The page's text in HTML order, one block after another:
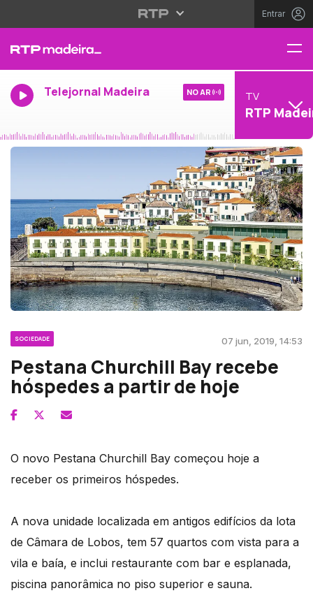
Entrar
Telejornal Madeira NO AR TV
RTP
SOCIEDADE 07 jun, 2019, 14:53
Pestana Churchill Bay recebe
hóspedes a partir de hoje
O novo Pestana Churchill Bay começou hoje a
receber os primeiros hóspedes.
A nova unidade localizada em antigos edifícios da lota
de Câmara de Lobos, tem 57 quartos com vista para a
vila e baía, e inclui restaurante com bar e esplanada,
piscina panorâmica no piso superior e sauna.